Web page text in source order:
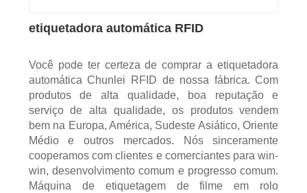
etiquetadora automática RFID
Você pode ter certeza de comprar a etiquetadora
automática Chunlei RFID de nossa fábrica. Com
produtos de alta qualidade, boa reputação e
serviço de alta qualidade, os produtos vendem
bem na Europa, América, Sudeste Asiático, Oriente
Médio e outros mercados. Nós sinceramente
cooperamos com clientes e comerciantes para win-
win, desenvolvimento comum e progresso comum.
Máquina de etiquetagem de filme em rolo